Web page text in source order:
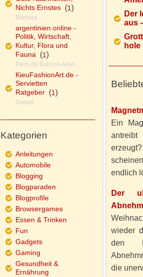
Der
aus
hole
Ein
endlich
Der
wieder
den
die
Nichts Ernstes(1)
Barbara
argentinien.online -
Politik, Wirtschaft,
Kultur, Flora und
Fauna(1)
Paco de Buenos Aires
KieuFashionArt.de -
Servietten
Ratgeber(1)
Daniel
Kategorien
Anleitungen
Automobile
Blogging
Blogparaden
Blogprofile
Browsergames
Essen & Trinken
Fun
Gadgets
Gaming
Gesundheit &
Ernährung